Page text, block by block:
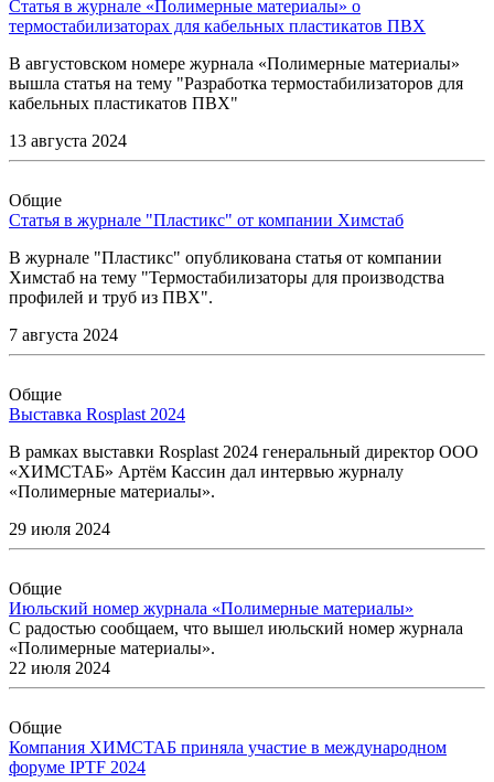
Статья в журнале «Полимерные материалы» о
термостабилизаторах для кабельных пластикатов ПВХ
В августовском номере журнала «Полимерные материалы»
вышла статья на тему "Разработка термостабилизаторов для
кабельных пластикатов ПВХ"
13 августа 2024
Общие
Статья в журнале "Пластикс" от компании Химстаб
В журнале "Пластикс" опубликована статья от компании
Химстаб на тему "Термостабилизаторы для производства
профилей и труб из ПВХ".
7 августа 2024
Общие
Выставка Rosplast 2024
В рамках выставки Rosplast 2024 генеральный директор ООО
«ХИМСТАБ» Артём Кассин дал интервью журналу
«Полимерные материалы».
29 июля 2024
Общие
Июльский номер журнала «Полимерные материалы»
С радостью сообщаем, что вышел июльский номер журнала
«Полимерные материалы».
22 июля 2024
Общие
Компания ХИМСТАБ приняла участие в международном
форуме IPTF 2024